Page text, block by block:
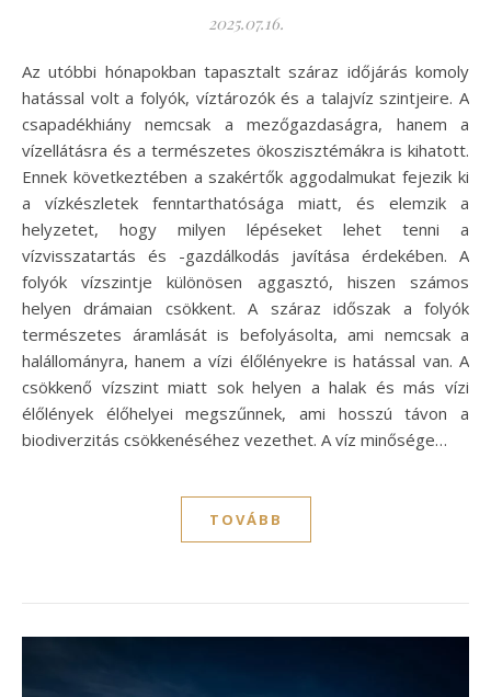
2025.07.16.
Az utóbbi hónapokban tapasztalt száraz időjárás komoly
hatással volt a folyók, víztározók és a talajvíz szintjeire. A
csapadékhiány nemcsak a mezőgazdaságra, hanem a
vízellátásra és a természetes ökoszisztémákra is kihatott.
Ennek következtében a szakértők aggodalmukat fejezik ki
a vízkészletek fenntarthatósága miatt, és elemzik a
helyzetet, hogy milyen lépéseket lehet tenni a
vízvisszatartás és -gazdálkodás javítása érdekében. A
folyók vízszintje különösen aggasztó, hiszen számos
helyen drámaian csökkent. A száraz időszak a folyók
természetes áramlását is befolyásolta, ami nemcsak a
halállományra, hanem a vízi élőlényekre is hatással van. A
csökkenő vízszint miatt sok helyen a halak és más vízi
élőlények élőhelyei megszűnnek, ami hosszú távon a
biodiverzitás csökkenéséhez vezethet. A víz minősége…
TOVÁBB